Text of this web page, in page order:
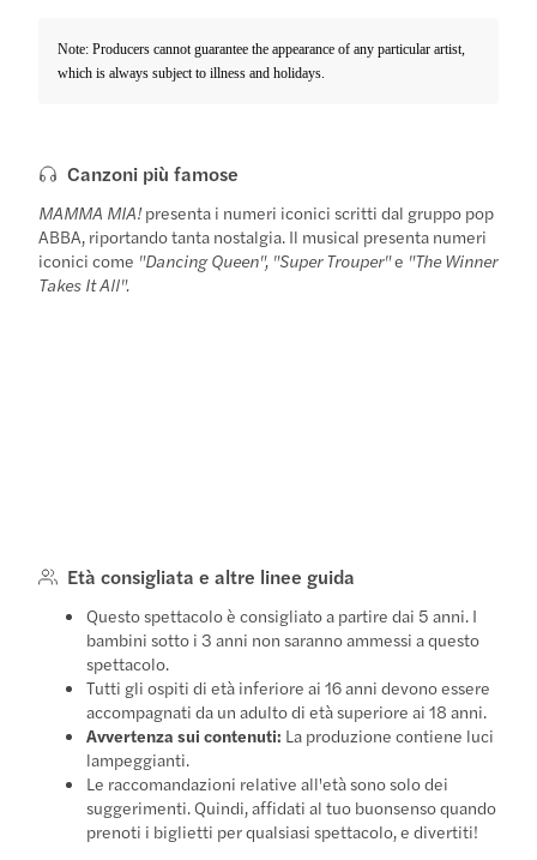
Note: Producers cannot guarantee the appearance of any particular artist,
which is always subject to illness and holidays.
Canzoni più famose
MAMMA MIA!presenta i numeri iconici scritti dal gruppo pop
ABBA, riportando tanta nostalgia. Il musical presenta numeri
iconici come "Dancing Queen", "Super Trouper"e "The Winner
Takes It All".
Età consigliata e altre linee guida
Questo spettacolo è consigliato a partire dai 5 anni. I
bambini sotto i 3 anni non saranno ammessi a questo
spettacolo.
Tutti gli ospiti di età inferiore ai 16 anni devono essere
accompagnati da un adulto di età superiore ai 18 anni.
Avvertenza sui contenuti: La produzione contiene luci
lampeggianti.
Le raccomandazioni relative all'età sono solo dei
suggerimenti. Quindi, affidati al tuo buonsenso quando
prenoti i biglietti per qualsiasi spettacolo, e divertiti!